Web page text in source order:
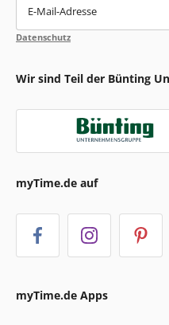
E-Mail-Adresse
Datenschutz
Wir sind Teil der Bünting
myTime.de auf
myTime.de Apps